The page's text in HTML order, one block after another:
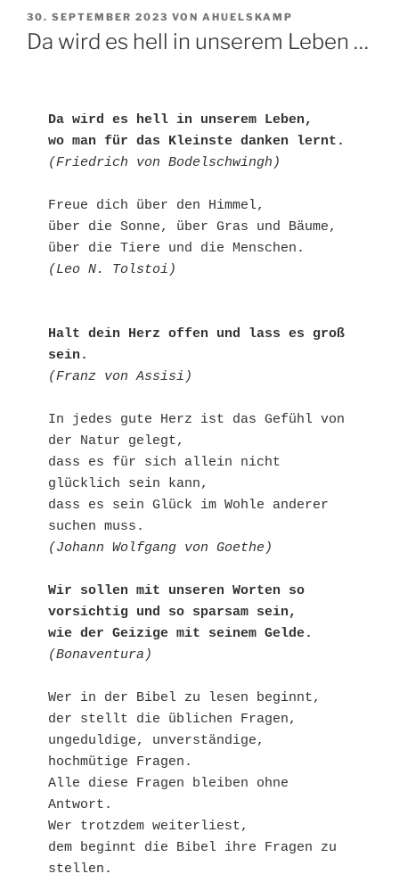
VERÖFFENTLICHT
AM
30. SEPTEMBER 2023 VON AHUELSKAMP
Da wird es hell in unserem Leben …
Da wird es hell in unserem Leben,
wo man für das Kleinste danken lernt.
(Friedrich von Bodelschwingh)
Freue dich über den Himmel,
über die Sonne, über Gras und Bäume,
(Leo N. Tolstoi)
Halt dein Herz offen und lass es groß
sein.
(Franz von Assisi)
In jedes gute Herz ist das Gefühl von
der Natur gelegt,
dass es für sich allein nicht
glücklich sein kann,
dass es sein Glück im Wohle anderer
(Johann Wolfgang von Goethe)
Wir sollen mit unseren Worten so
vorsichtig und so sparsam sein,
wie der Geizige mit seinem Gelde.
(Bonaventura)
Wer in der Bibel zu lesen beginnt,
der stellt die üblichen Fragen,
ungeduldige, unverständige,
hochmütige Fragen.
Alle diese Fragen bleiben ohne
Antwort.
Wer trotzdem weiterliest,
dem beginnt die Bibel ihre Fragen zu
stellen.